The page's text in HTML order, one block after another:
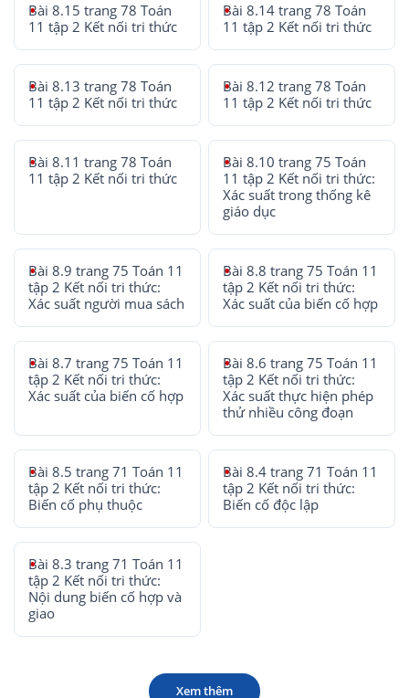
Bài 8.15 trang 78 Toán
11 tập 2 Kết nối tri thức
Bài 8.14 trang 78 Toán
11 tập 2 Kết nối tri thức
Bài 8.13 trang 78 Toán
11 tập 2 Kết nối tri thức
Bài 8.12 trang 78 Toán
11 tập 2 Kết nối tri thức
Bài 8.11 trang 78 Toán
11 tập 2 Kết nối tri thức
Bài 8.10 trang 75 Toán
11 tập 2 Kết nối tri thức:
Xác suất trong thống kê
giáo dục
Bài 8.9 trang 75 Toán 11
tập 2 Kết nối tri thức:
Xác suất người mua sách
Bài 8.8 trang 75 Toán 11
tập 2 Kết nối tri thức:
Xác suất của biến cố hợp
Bài 8.7 trang 75 Toán 11
tập 2 Kết nối tri thức:
Xác suất của biến cố hợp
Bài 8.6 trang 75 Toán 11
tập 2 Kết nối tri thức:
Xác suất thực hiện phép
thử nhiều công đoạn
Bài 8.5 trang 71 Toán 11
tập 2 Kết nối tri thức:
Biến cố phụ thuộc
Bài 8.4 trang 71 Toán 11
tập 2 Kết nối tri thức:
Biến cố độc lập
Bài 8.3 trang 71 Toán 11
tập 2 Kết nối tri thức:
Nội dung biến cố hợp và
giao
Xem thêm